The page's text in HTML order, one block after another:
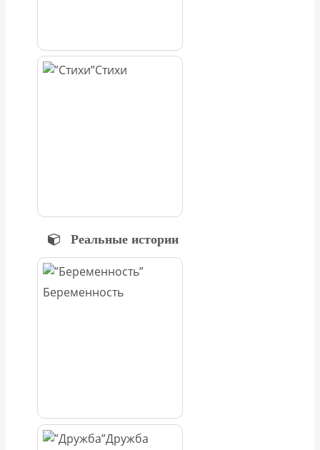
Стихи
Реальные истории
Беременность
Дружба